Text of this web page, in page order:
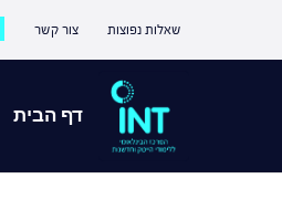
שאלות נפוצות צור קשר
דף הבית